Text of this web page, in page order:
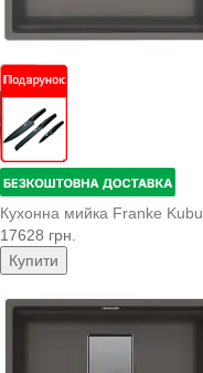
Кухонна мийка Franke
17628 грн.
Купити